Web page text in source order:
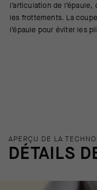
l’articulation de
les frottements. La
l’épaule pour éviter les
APERÇU DE LA
DÉTAILS